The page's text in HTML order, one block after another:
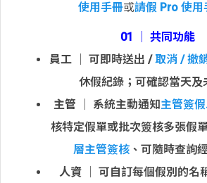
使用手冊或請假 Pro 使用
01 │ 共同功能
員工 │ 可即時送出 /取消 / 撤
休假紀錄；可確認當天及
主管 │ 系統主動通知主管簽
核特定假單或批次簽核多張假
層主管簽核 、可隨時查詢
人資 │ 可自訂每個假別的名